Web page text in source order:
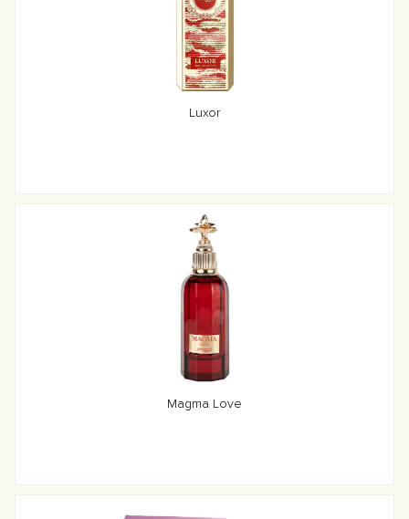
Luxor
Magma Love